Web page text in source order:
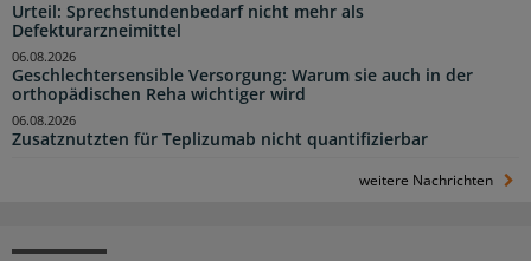
Urteil: Sprechstundenbedarf nicht mehr als
Defekturarzneimittel
Geschlechtersensible Versorgung: Warum sie auch in der
orthopädischen Reha wichtiger wird
06.08.2026
Zusatznutzten für Teplizumab nicht quantifizierbar
06.08.2026
weitere Nachrichten